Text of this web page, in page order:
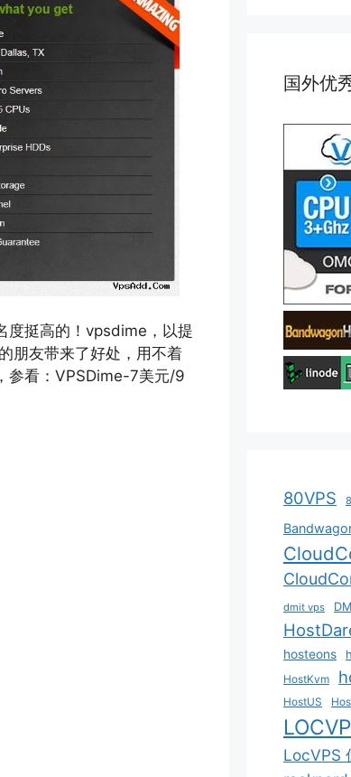
度挺高的！vpsdime，以提
朋友带来了好处，用不着
参看：VPSDime-7美元/9
国外优
80VPS
dmit vps
hosteons
HostKvm
HostUS
LocVPS